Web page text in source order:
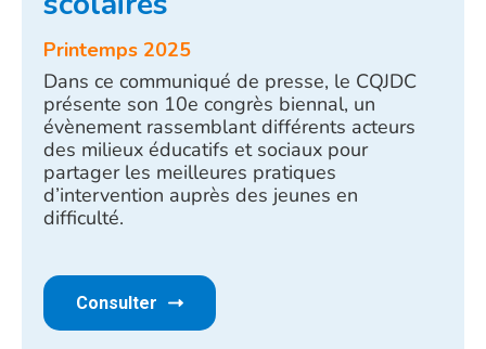
Printemps 2025
Dans ce communiqué de presse, le CQJDC
présente son 10e congrès biennal, un
évènement rassemblant différents acteurs
des milieux éducatifs et sociaux pour
partager les meilleures pratiques
d’intervention auprès des jeunes en
difficulté.
Consulter